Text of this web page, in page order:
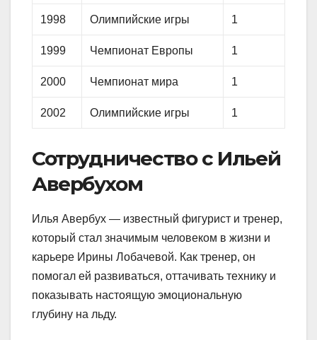
1998 Олимпийские игры 1
1999 Чемпионат Европы 1
2000 Чемпионат мира 1
2002 Олимпийские игры 1
Сотрудничество с Ильей
Авербухом
Илья Авербух — известный фигурист и тренер,
который стал значимым человеком в жизни и
карьере Ирины Лобачевой. Как тренер, он
помогал ей развиваться, оттачивать технику и
показывать настоящую эмоциональную
глубину на льду.